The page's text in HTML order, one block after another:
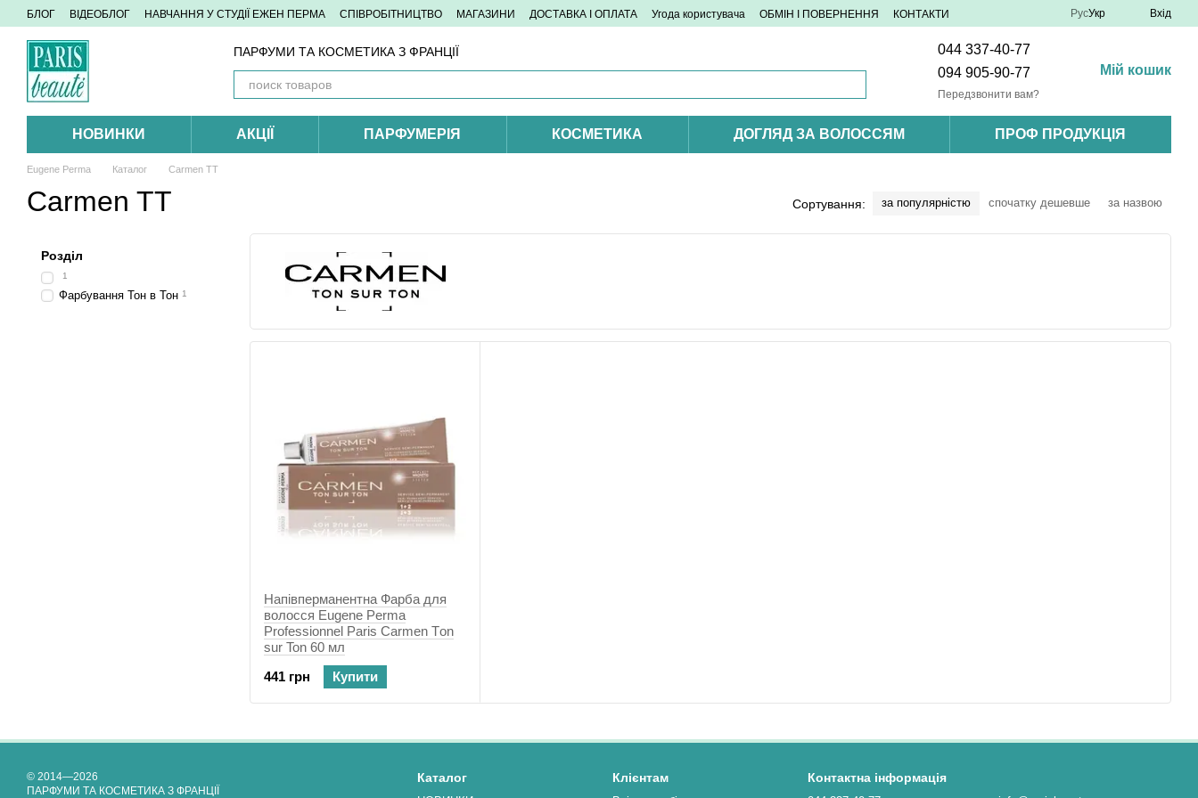
Перейти до основного контенту
БЛОГ ВІДЕОБЛОГ НАВЧАННЯ У СТУДІЇ ЕЖЕН ПЕРМА СПІВРОБІТНИЦТВО МАГАЗИНИ ДОСТАВКА І ОПЛАТА Угода користувача ОБМІН І ПОВЕРНЕННЯ КОНТАКТИ РусУкр Вхід
ПАРФУМИ ТА КОСМЕТИКА З ФРАНЦІЇ
044 337-40-77
094 905-90-77
Передзвонити вам?
Мій кошик
НОВИНКИ АКЦІЇ ПАРФУМЕРІЯ КОСМЕТИКА ДОГЛЯД ЗА ВОЛОССЯМ ПРОФ ПРОДУКЦІЯ
Eugene Perma Каталог Carmen TT
Carmen TT Сортування: за популярністю спочатку дешевше за назвою
Напівперманентна Фарба для
волосся Eugene Perma
Professionnel Paris Carmen Тon
sur Ton 60 мл
441 грн
Купити
Розділ
1
Фарбування Тон в Тон 1
© 2014—2026
ПАРФУМИ ТА КОСМЕТИКА З ФРАНЦІЇ
Каталог Клієнтам Контактна інформація